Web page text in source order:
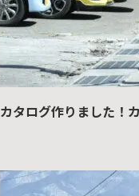
カタログ作りました！